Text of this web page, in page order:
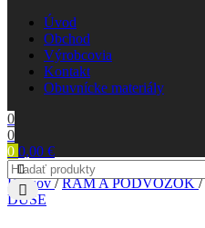
Úvod
Obchod
Výrobcovia
Kontakt
Obuvnícke materiály
0
0
0 0,00 €
Domov/ RÁM A PODVOZOK/
DUŠE